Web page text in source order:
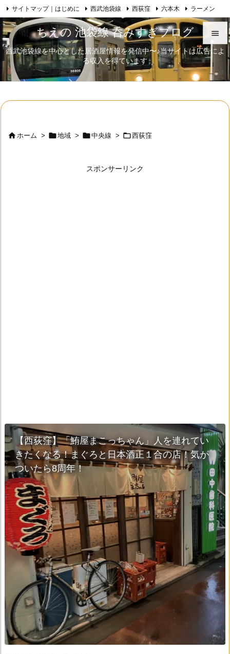
ちえの 池袋線 呑みすぎブログ
西武池袋線を中心とした居酒屋情報を発信中〜♪当サイトは広告によ
る収入を得ています


メニュ

サイトマップ｜はじめに 西武池袋線 西荻窪 六本木 ラーメン
日本酒 歌舞伎 自己紹介 RSS Feedly
ホーム > 地域 > 中央線 > 西荻窪
スポンサーリンク
【西荻窪】「鮪屋まこっちゃん」人を連れてい
きたくなる！まぐろと日本酒正１合の店！気が
ついたら8周年！